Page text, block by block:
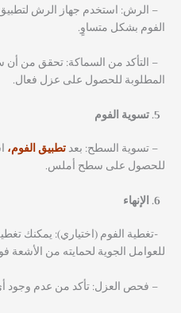
– الرش: استخدم جهاز الرش
الفوم بشكل متساوٍ.
– التأكد من السماكة: تحقق من أن
المطلوبة للحصول على عزل فعال.
تسوية الفوم
– تسوية السطح: بعدتطبيق الفوم،
للحصول على سطح أملس.
الإنهاء
-تغطية الفوم (اختياري): يمكنك
للعوامل الجوية لحمايته من الأشعة
– فحص العزل: تأكد من عدم وجود